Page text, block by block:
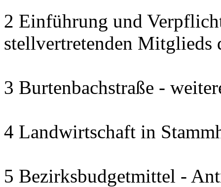
2 Einführung und
stellvertretenden Mitglieds
3 Burtenbachstraße -
4 Landwirtschaft in
5 Bezirksbudgetmittel -